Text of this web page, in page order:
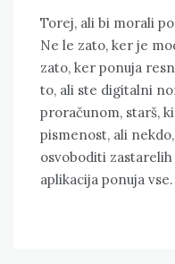
Torej, ali bi morali
Ne le zato, ker je
zato, ker ponuja
to, ali ste digitalni
proračunom, starš,
pismenost, ali
osvoboditi
aplikacija ponuja vse.